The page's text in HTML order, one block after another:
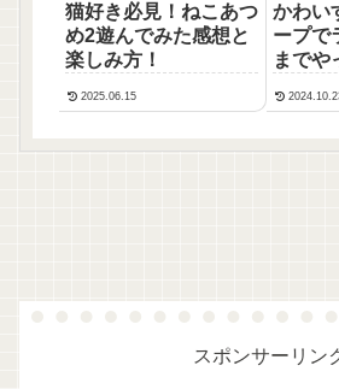
猫好き必見！ねこあつ
め2遊んでみた感想と
楽しみ方！
2025.06.15
かわい
ープで
までや
スポンサーリン